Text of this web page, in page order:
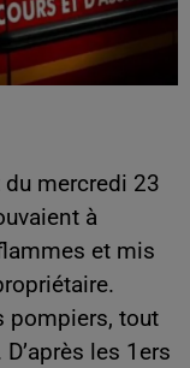
du mercredi 23
à
et mis
pompiers, tout
les 1ers